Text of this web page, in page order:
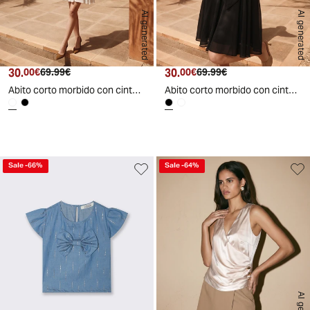
AI generated
Prezzo attuale
30.00€ Prezzo originale
69.99€
Abito corto morbido con cintura per donna - Bianco
AI generated
Prezzo attuale
30.00€ Prezzo originale
69.99€
Abito corto morbido con cintura per donna - Nero
Sale-66% Sale-64%